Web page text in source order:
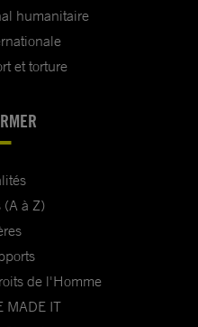
humanitaire
et torture
(A à Z)
de l'Homme
MADE IT